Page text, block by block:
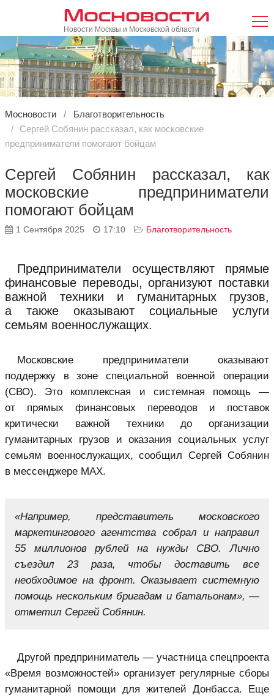
Мосновости
Новости Москвы и Московской области
Мосновости
Благотворительность
Сергей Собянин рассказал, как московские
предприниматели помогают бойцам
Сергей Собянин рассказал, как
московские предприниматели
помогают бойцам
1 Сентября 2025 17:10 Благотворительность
Предприниматели осуществляют прямые
финансовые переводы, организуют поставки
важной техники и гуманитарных грузов,
а также оказывают социальные услуги
семьям военнослужащих.
Московские предприниматели оказывают
поддержку в зоне специальной военной операции
(СВО). Это комплексная и системная помощь —
от прямых финансовых переводов и поставок
критически важной техники до организации
гуманитарных грузов и оказания социальных услуг
семьям военнослужащих, сообщил Сергей Собянин
в мессенджере MAX.
«Например, представитель московского
маркетингового агентства собрал и направил
55 миллионов рублей на нужды СВО. Лично
съездил 23 раза, чтобы доставить все
необходимое на фронт. Оказывает системную
помощь нескольким бригадам и батальонам», —
отметил Сергей Собянин.
Другой предприниматель — участница спецпроекта
«Время возможностей» организует регулярные сборы
гуманитарной помощи для жителей Донбасса. Еще